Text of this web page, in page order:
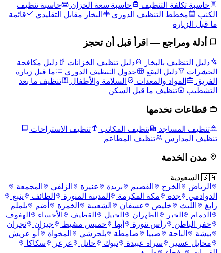
حاسبة تكلفة التنظيف حاسبة سعة الخزان
حاسبة تنظيف
الكنب
مخطط التنظيف الدوري البخار مقابل التقليدي
قائمة
ما قبل الزيارة
أدلة ومراجع — اقرأ قبل أن تحجز
دليل التنظيف بالبخار دليل تنظيف الخزانات
دليل مكافحة
الحشرات
دليل البقع جدول التنظيف الدوري
ما قبل زيارة
الفريق
المواد والمعدات السلامة والأطفال
تنظيف ما بعد
التشطيب
تنظيف ما قبل السكن
قطاعات نخدمها
تنظيف المساجد تنظيف المكاتب
تنظيف الاستراحات
تنظيف المدارس
تنظيف المطاعم
مدن الخدمة
🇸🇦 السعودية
الرياض
الخرج القصيم بريدة عنيزة الزلفي
المجمعة
الدوادمي
جدة مكة المكرمة المدينة المنورة الطائف
ينبع
رابغ
الليث خليص عسفان الشعيبة الخمرة أضم
يلملم
الدمام
الخبر الظهران الجبيل القطيف الأحساء
الهفوف
حفر الباطن
رأس تنورة أبها خميس مشيط جيزان
نجران
بيشة
الباحة صبيا صامطة بلجرشي المخواة
أبو عريش
محايل عسير
سراة عبيدة تبوك حائل عرعر
سكاكا